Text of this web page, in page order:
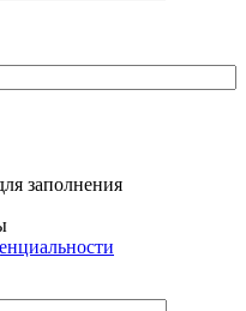
заполнения